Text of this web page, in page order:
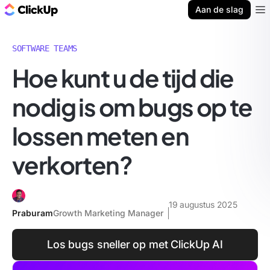
Aan de slag
SOFTWARE TEAMS
Hoe kunt u de tijd die
nodig is om bugs op te
lossen meten en
verkorten?
PraburamGrowth Marketing Manager
19 augustus 2025
Los bugs sneller op met ClickUp AI